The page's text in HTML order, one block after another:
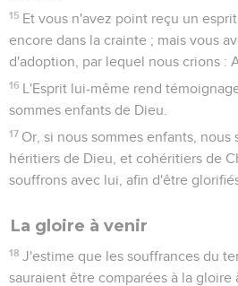
15 Et vous n'avez point reçu un
encore dans la crainte ; mais vous
d'adoption, par lequel nous crions :
16 L'Esprit lui-même rend
sommes enfants de Dieu.
17 Or, si nous sommes enfants, nous
héritiers de Dieu, et cohéritiers de
souffrons avec lui, afin d'être
La gloire à venir
18 J'estime que les souffrances du
sauraient être comparées à la gloire